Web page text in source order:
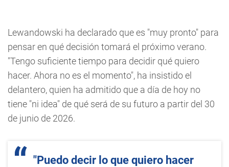
Lewandowski ha declarado que es "muy pronto" para
pensar en qué decisión tomará el próximo verano.
"Tengo suficiente tiempo para decidir qué quiero
hacer. Ahora no es el momento", ha insistido el
delantero, quien ha admitido que a día de hoy no
tiene "ni idea" de qué será de su futuro a partir del 30
de junio de 2026.
"Puedo decir lo que quiero hacer